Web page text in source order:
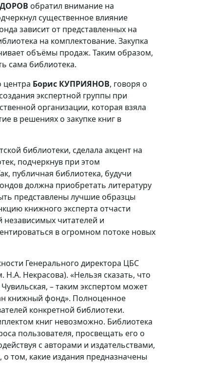
обратил внимание на
существенное влияние
зависит от представленных на
на комплектование. Закупка
объёмы продаж. Таким образом,
сама библиотека.
центра Борис КУПРИЯНОВ, говоря о
экспертной группы при
организации, которая взяла
в решениях о закупке книг в
библиотеки, сделала акцент на
подчеркнув при этом
публичная библиотека, будучи
должна приобретать литературу
представлены лучшие образцы
книжного эксперта отчасти
независимых читателей и
в огромном потоке новых
Генерального директора ЦБС
Некрасова). «Нельзя сказать, что
– таким экспертом может
книжный фонд». Полноценное
конкретной библиотеки.
книг невозможно. Библиотека
пользователя, просвещать его о
с авторами и издательствами,
о том, какие издания предназначены